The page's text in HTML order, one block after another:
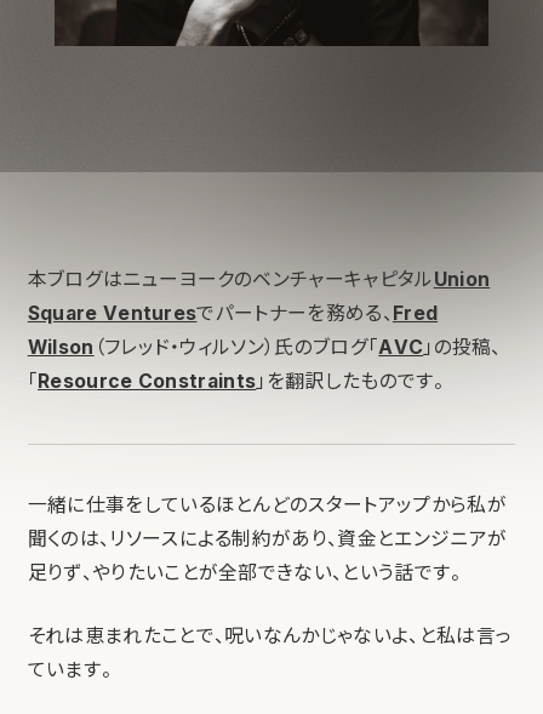
本ブログはニューヨークのベンチャーキャピタルUnion
Square Venturesでパートナーを務める、 Fred
Wilson （フレッド・ウィルソン）氏のブログ「AVC 」の投稿、
「 Resource Constraints 」を翻訳したものです。
一緒に仕事をしているほとんどのスタートアップから私が
聞くのは、リソースによる制約があり、資金とエンジニアが
足りず、やりたいことが全部できない、という話です。
それは恵まれたことで、呪いなんかじゃないよ、と私は言っ
ています。